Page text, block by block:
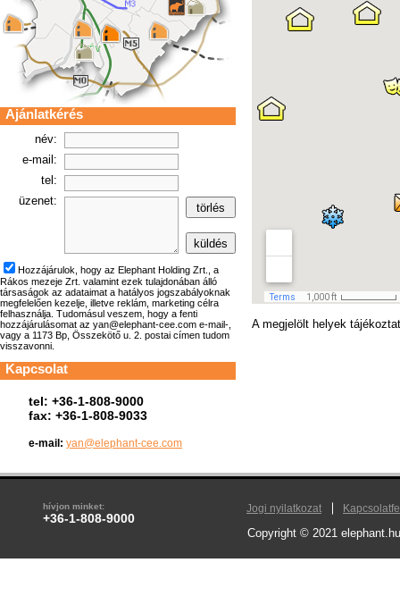
Ajánlatkérés
név:
e-mail:
tel:
üzenet:
Hozzájárulok, hogy az Elephant Holding Zrt., a
Rákos mezeje Zrt. valamint ezek tulajdonában álló
társaságok az adataimat a hatályos jogszabályoknak
megfelelően kezelje, illetve reklám, marketing célra
felhasználja. Tudomásul veszem, hogy a fenti
hozzájárulásomat az yan@elephant-cee.com e-mail-,
vagy a 1173 Bp, Összekötő u. 2. postai címen tudom
visszavonni.
Kapcsolat
tel: +36-1-808-9000
fax: +36-1-808-9033
e-mail: yan@elephant-cee.com
A megjelölt helyek
hívjon minket:
+36-1-808-9000
Jogi nyilatkozat
Copyright © 2021